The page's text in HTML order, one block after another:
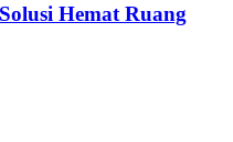
Hemat Ruang